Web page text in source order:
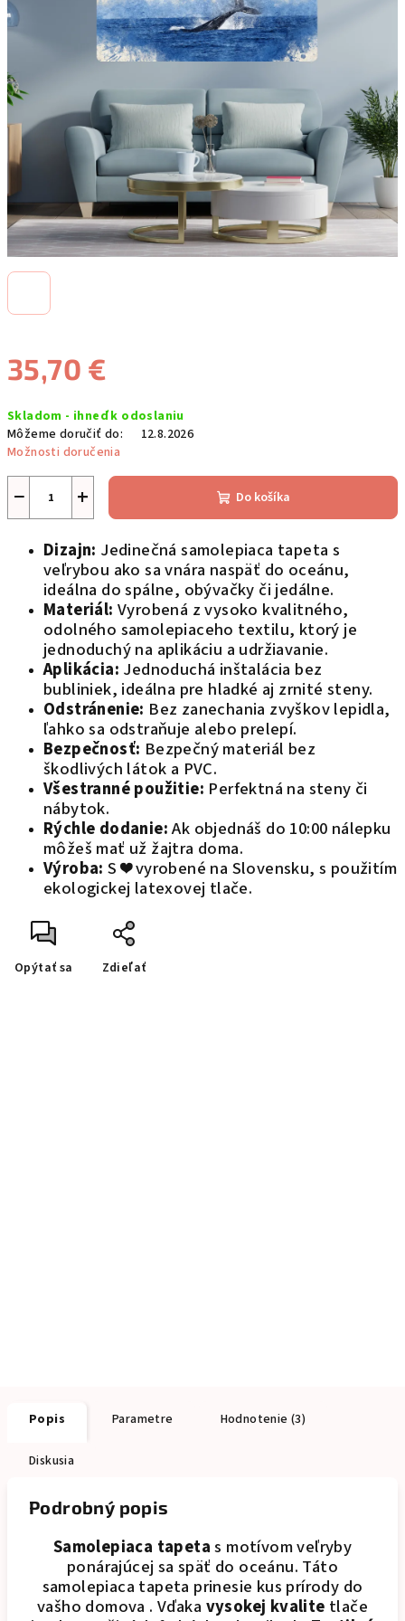
35,70 €
cena:
Skladom - ihneď k odoslaniu
Môžeme doručiť do:
12.8.2026
Možnosti doručenia
+
− Do košíka
Dizajn: Jedinečná samolepiaca tapeta s
veľrybou ako sa vnára naspäť do oceánu,
ideálna do spálne, obývačky či jedálne.
Materiál: Vyrobená z vysoko kvalitného,
odolného samolepiaceho textilu, ktorý je
jednoduchý na aplikáciu a udržiavanie.
Aplikácia: Jednoduchá inštalácia bez
bubliniek, ideálna pre hladké aj zrnité steny.
Odstránenie: Bez zanechania zvyškov lepidla,
ľahko sa odstraňuje alebo prelepí.
Bezpečnosť: Bezpečný materiál bez
škodlivých látok a PVC.
Všestranné použitie: Perfektná na steny či
nábytok.
Rýchle dodanie:Ak objednáš do 10:00 nálepku
môžeš mať už žajtra doma.
Výroba: S ❤️ vyrobené na Slovensku, s použitím
ekologickej latexovej tlače.
Opýtať sa Zdieľať
Popis Parametre Hodnotenie (3)
Diskusia
Podrobný popis
Samolepiaca tapetas motívom veľryby
ponárajúcej sa späť do oceánu. Táto
samolepiaca tapeta prinesie kus prírody do
vašho domova . Vďaka vysokej kvalite tlače